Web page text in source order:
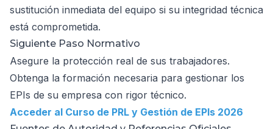
sustitución inmediata del equipo si su integridad técnica
está comprometida.
Siguiente Paso Normativo
Asegure la protección real de sus trabajadores.
Obtenga la formación necesaria para gestionar los
EPIs de su empresa con rigor técnico.
Acceder al Curso de PRL y Gestión de EPIs 2026